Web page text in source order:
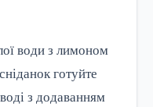
води з лимоном
готуйте
з додаванням